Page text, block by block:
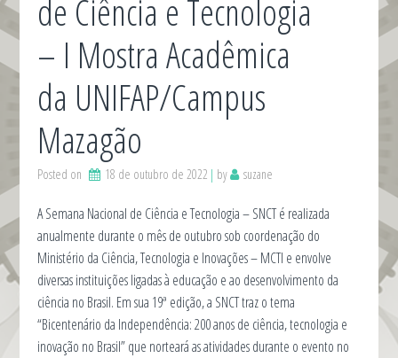
de Ciência e Tecnologia
– I Mostra Acadêmica
da UNIFAP/Campus
Mazagão
Posted on 18 de outubro de 2022 by suzane
A Semana Nacional de Ciência e Tecnologia – SNCT é realizada
anualmente durante o mês de outubro sob coordenação do
Ministério da Ciência, Tecnologia e Inovações – MCTI e envolve
diversas instituições ligadas à educação e ao desenvolvimento da
ciência no Brasil. Em sua 19ª edição, a SNCT traz o tema
“Bicentenário da Independência: 200 anos de ciência, tecnologia e
inovação no Brasil” que norteará as atividades durante o evento no